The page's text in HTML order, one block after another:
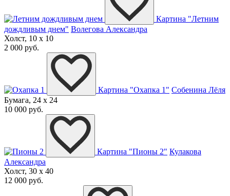
Картина "Летним
дождливым днем" Волегова Александра
Холст, 10 x 10
2 000 руб.
Картина "Охапка 1" Собенина Лёля
Бумага, 24 x 24
10 000 руб.
Картина "Пионы 2" Кулакова
Александра
Холст, 30 x 40
12 000 руб.